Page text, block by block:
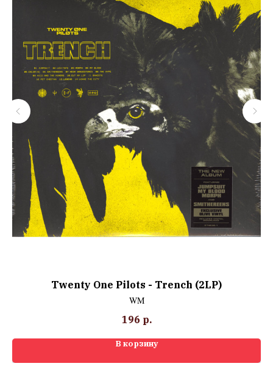
Twenty One Pilots - Trench (2LP)
WM
196 р.
В корзину